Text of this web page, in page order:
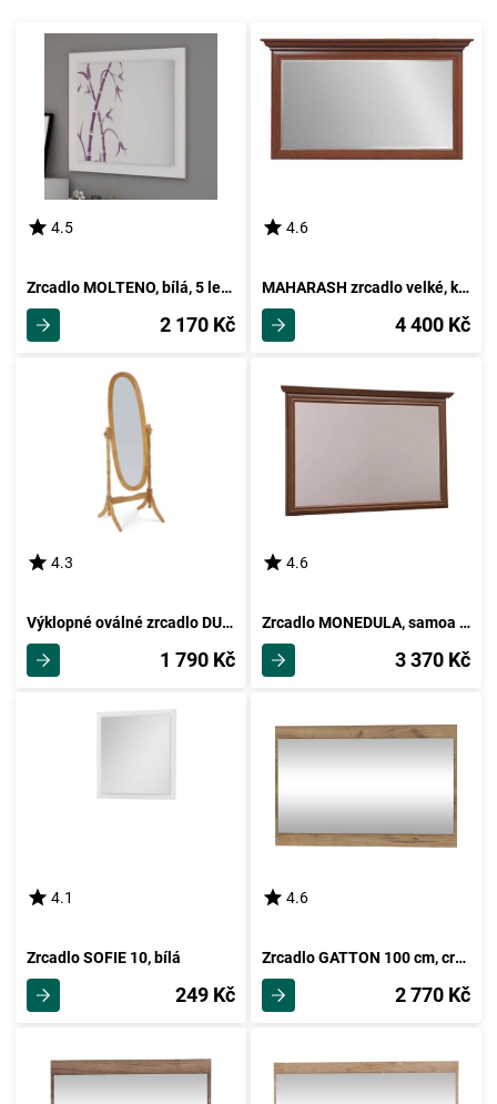
4.5
Zrcadlo MOLTENO, bílá, 5 let záruka
2 170 Kč
4.6
MAHARASH zrcadlo velké, kaštan, 5 let záruka
4 400 Kč
4.3
Výklopné oválné zrcadlo DUMAI, dub
1 790 Kč
4.6
Zrcadlo MONEDULA, samoa king
3 370 Kč
4.1
Zrcadlo SOFIE 10, bílá
249 Kč
4.6
Zrcadlo GATTON 100 cm, craft zlatý, 5 let záruka
2 770 Kč